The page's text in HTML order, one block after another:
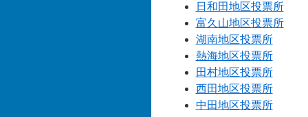
日和田地区投票所
富久山地区投票所
湖南地区投票所
熱海地区投票所
田村地区投票所
西田地区投票所
中田地区投票所